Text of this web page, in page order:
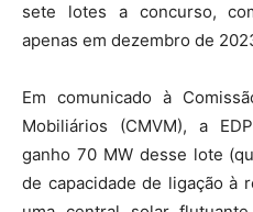
sete lotes a concurso,
apenas em dezembro de
Em comunicado à
Mobiliários (CMVM), a
ganho 70 MW desse lote
de capacidade de ligação à